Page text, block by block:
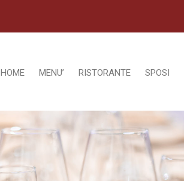
HOME MENU’ RISTORANTE SPOSI